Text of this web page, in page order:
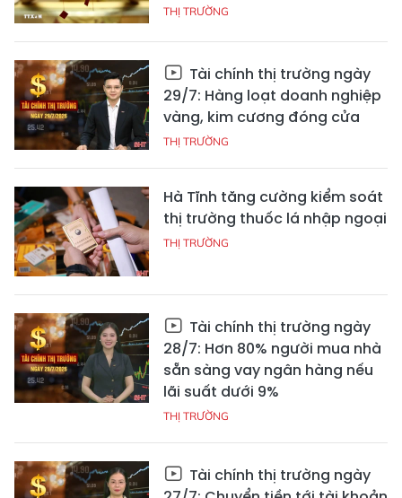
THỊ TRƯỜNG
Tài chính thị trường ngày
29/7: Hàng loạt doanh nghiệp
vàng, kim cương đóng cửa
THỊ TRƯỜNG
Hà Tĩnh tăng cường kiểm soát
thị trường thuốc lá nhập ngoại
THỊ TRƯỜNG
Tài chính thị trường ngày
28/7: Hơn 80% người mua nhà
sẵn sàng vay ngân hàng nếu
lãi suất dưới 9%
THỊ TRƯỜNG
Tài chính thị trường ngày